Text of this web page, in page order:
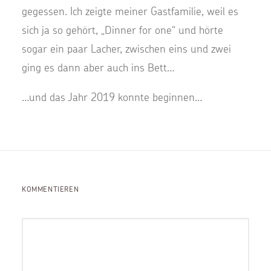
gegessen. Ich zeigte meiner Gastfamilie, weil es
sich ja so gehört, „Dinner for one“ und hörte
sogar ein paar Lacher, zwischen eins und zwei
ging es dann aber auch ins Bett…
…und das Jahr 2019 konnte beginnen…
KOMMENTIEREN